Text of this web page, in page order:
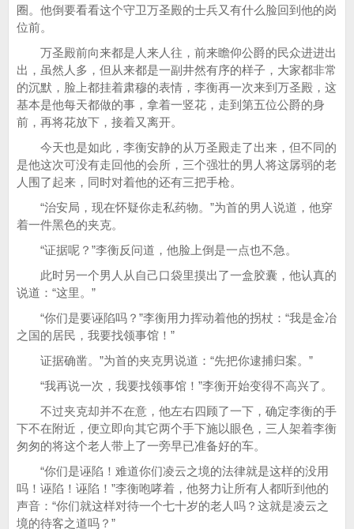
圈。他倒要看看这个守卫万圣殿的士兵又有什么脸回到他的岗
位前。
万圣殿前向来都是人来人往，前来瞻仰公爵的民众进进出
出，虽然人多，但从来都是一副井然有序的样子，大家都非常
的沉默，脸上都挂着肃穆的表情，李衡再一次来到万圣殿，这
基本是他每天都做的事，拿着一竖花，走到第五位公爵的身
前，再将花放下，接着又离开。
今天也是如此，李衡安静的从万圣殿走了出来，但不同的
是他这次可没有走回他的会所，三个强壮的男人将这孱弱的老
人围了起来，同时对着他的还有三把手枪。
“治安局，现在怀疑你走私药物。”为首的男人说道，他穿
着一件黑色的夹克。
“证据呢？”李衡反问道，他脸上倒是一点也不急。
此时另一个男人从自己口袋里摸出了一盒胶囊，他认真的
说道：“这里。”
“你们是要诬陷吗？”李衡用力挥动着他的拐杖：“我是金冶
之国的居民，我要找领事馆！”
证据确凿。”为首的夹克男说道：“先把你逮捕归案。”
“我再说一次，我要找领事馆！”李衡开始变得不高兴了。
不过夹克却并不在意，他左右四顾了一下，确定李衡的手
下不在附近，便立即向其它两个手下施以眼色，三人架着李衡
匆匆的将这个老人带上了一旁早已准备好的车。
“你们是诬陷！难道你们凌云之境的法律就是这样的没用
吗！诬陷！诬陷！”李衡咆哮着，他努力让所有人都听到他的
声音：“你们就这样对待一个七十岁的老人吗？这就是凌云之
境的待客之道吗？”